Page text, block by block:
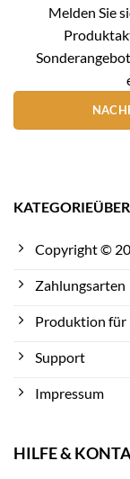
Melden Sie
Copyright ©
Zahlungsarten
Produktion für
Support
Impressum
HILFE &